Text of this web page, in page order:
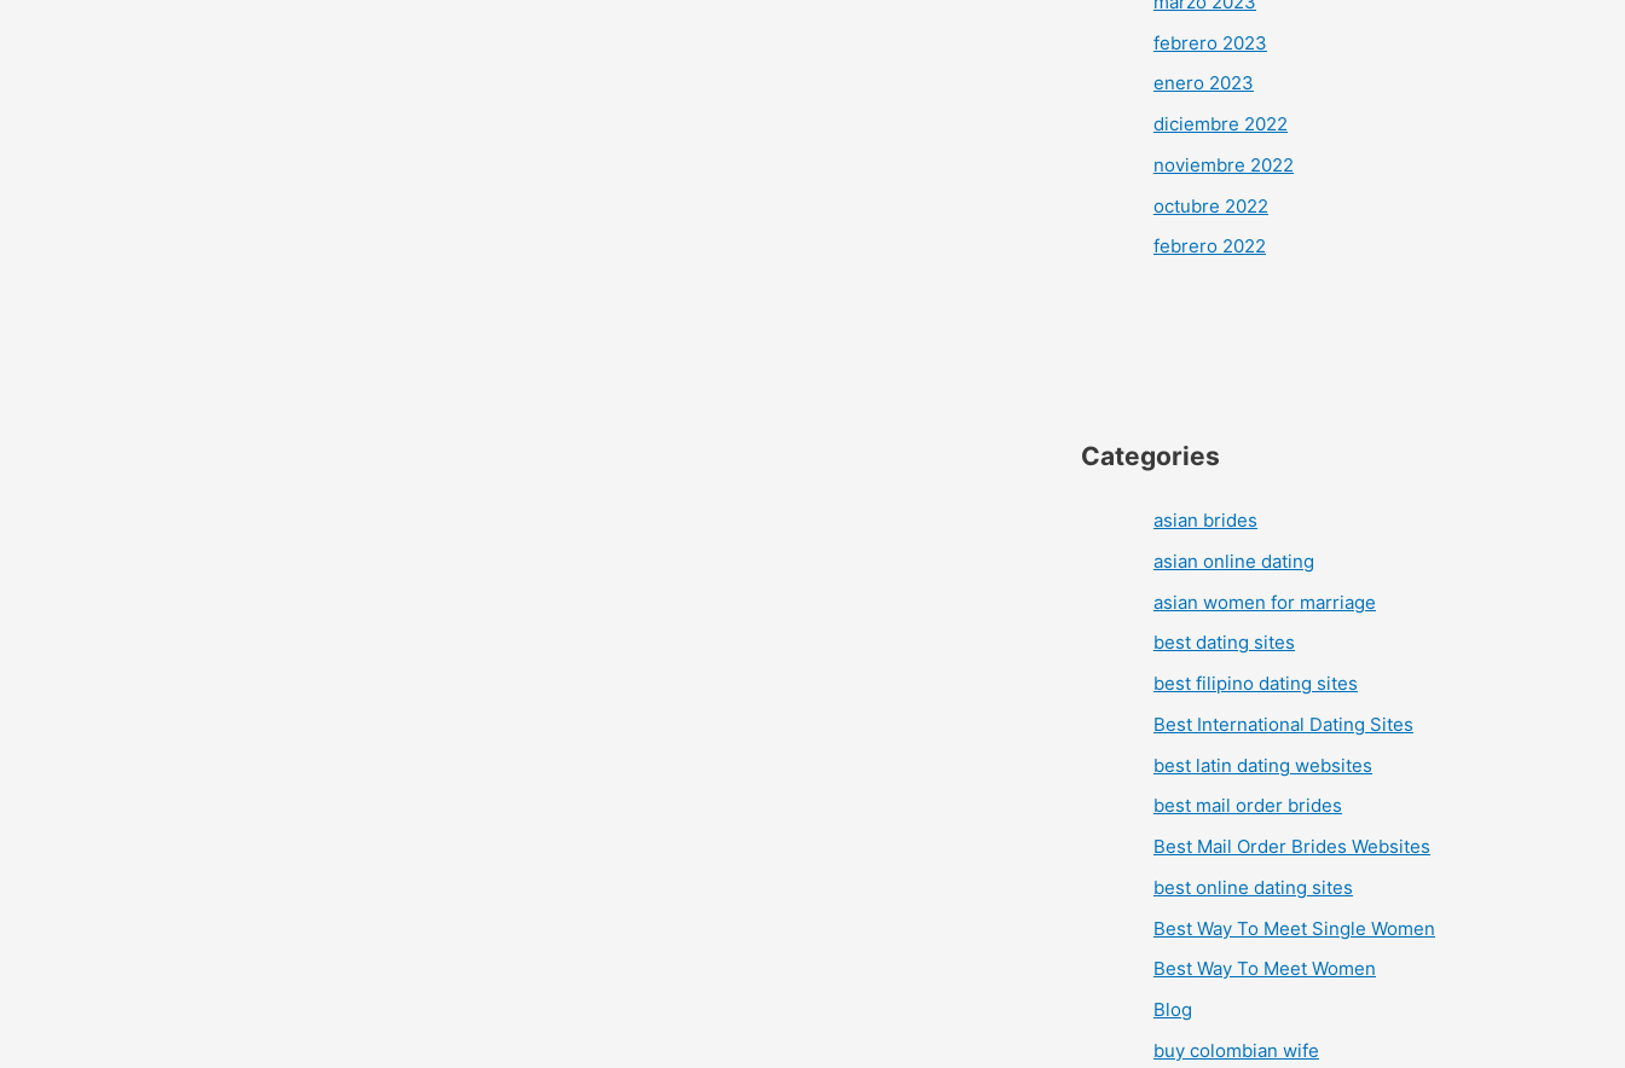
febrero 2023
enero 2023
diciembre 2022
noviembre 2022
octubre 2022
febrero 2022
Categories
asian brides
asian online dating
asian women for marriage
best dating sites
best filipino dating sites
Best International Dating Sites
best latin dating websites
best mail order brides
Best Mail Order Brides Websites
best online dating sites
Best Way To Meet Single Women
Best Way To Meet Women
Blog
buy colombian wife